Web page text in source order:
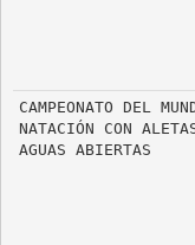
CAMPEONATO DEL
NATACIÓN CON
AGUAS ABIERTAS